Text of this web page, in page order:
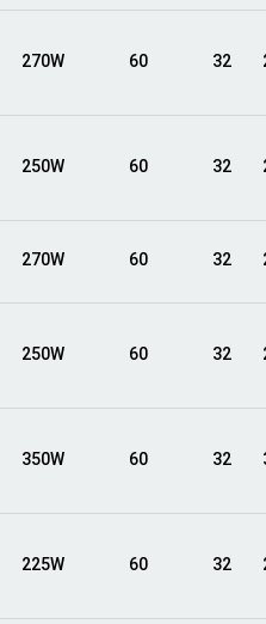
32
60
270W
32
60
250W
32
60
270W
32
60
250W
32
60
350W
32
60
225W